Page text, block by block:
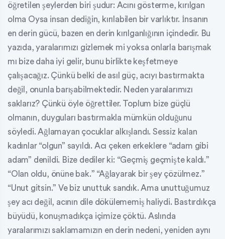
öğretilen şeylerden biri şudur: Acını gösterme, kırılgan
olma Oysa insan dediğin, kırılabilen bir varlıktır. İnsanın
en derin gücü, bazen en derin kırılganlığının içindedir. Bu
yazıda, yaralarımızı gizlemek mi yoksa onlarla barışmak
mı bize daha iyi gelir, bunu birlikte keşfetmeye
çalışacağız. Çünkü belki de asıl güç, acıyı bastırmakta
değil, onunla barışabilmektedir. Neden yaralarımızı
saklarız? Çünkü öyle öğrettiler. Toplum bize güçlü
olmanın, duyguları bastırmakla mümkün olduğunu
söyledi. Ağlamayan çocuklar alkışlandı. Sessiz kalan
kadınlar “olgun” sayıldı. Acı çeken erkeklere “adam gibi
adam” denildi. Bize dediler ki: “Geçmiş geçmişte kaldı.”
“Olan oldu, önüne bak.” “Ağlayarak bir şey çözülmez.”
“Unut gitsin.” Ve biz unuttuk sandık. Ama unuttuğumuz
şey acı değil, acının dile dökülememiş haliydi. Bastırdıkça
büyüdü, konuşmadıkça içimize çöktü. Aslında
yaralarımızı saklamamızın en derin nedeni, yeniden aynı